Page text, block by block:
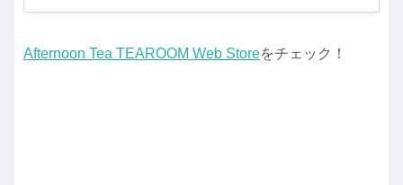
Afternoon Tea TEAROOM Web Storeをチェック！